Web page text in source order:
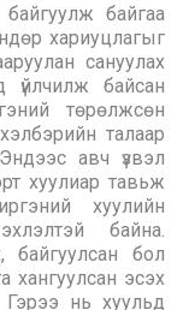
байгаа
хариуцлагыг
сануулах
үйлчилж байсан
төрөлжсөн
талаар
авч үзвэл
хуулиар тавьж
хуулийн
байна.
байгуулсан бол
хангуулсан эсэх
Гэрээ нь хуульд